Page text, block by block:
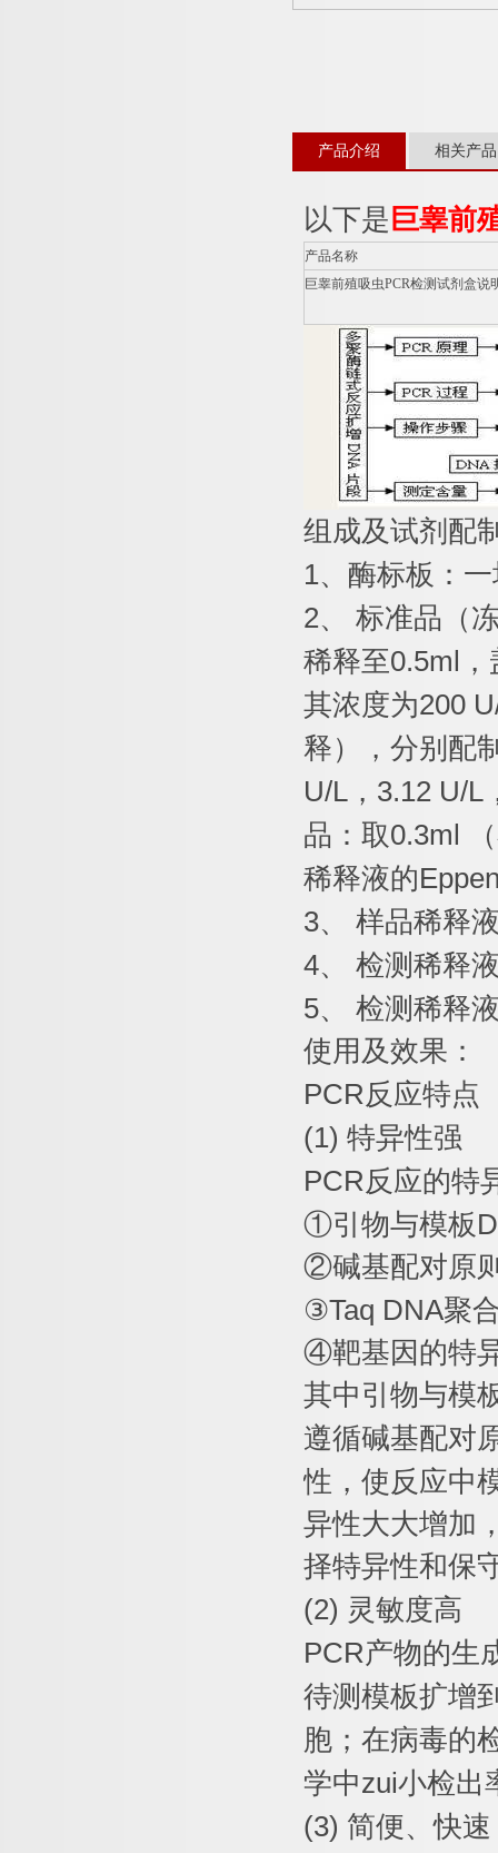
产品介绍 相关产品
以下是 巨睾前
产品名称
巨睾前殖吸虫PCR检测试剂盒说
组成及试剂配
1、酶标板：
2、
标准品（
稀释至0.5ml
其浓度为200
释），分别配
U/L ， 3.12 U/L
品：取0.3ml
稀释液的
3、 样品稀释
4、 检测稀释
5、
检测稀释
使用及效果：
PCR反应特点
(1) 特异性强
PCR反应的特
①引物与模板
②碱基配对原
③Taq DNA聚
④靶基因的特
其中引物与模
遵循碱基配对
性，使反应中
异性大大增加
择特异性和保
(2) 灵敏度高
PCR产物的生
待测模板扩增
胞；在病毒的
学中zui小检出
(3) 简便、快速